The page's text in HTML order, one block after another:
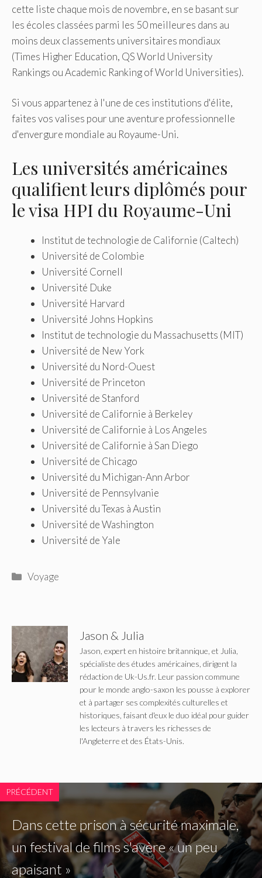
cette liste chaque mois de novembre, en se basant sur
les écoles classées parmi les 50 meilleures dans au
moins deux classements universitaires mondiaux
(Times Higher Education, QS World University
Rankings ou Academic Ranking of World Universities).
Si vous appartenez à l'une de ces institutions d'élite,
faites vos valises pour une aventure professionnelle
d'envergure mondiale au Royaume-Uni.
Les universités américaines
qualifient leurs diplômés pour
le visa HPI du Royaume-Uni
Institut de technologie de Californie (Caltech)
Université de Colombie
Université Cornell
Université Duke
Université Harvard
Université Johns Hopkins
Institut de technologie du Massachusetts (MIT)
Université de New York
Université du Nord-Ouest
Université de Princeton
Université de Stanford
Université de Californie à Berkeley
Université de Californie à Los Angeles
Université de Californie à San Diego
Université de Chicago
Université du Michigan-Ann Arbor
Université de Pennsylvanie
Université du Texas à Austin
Université de Washington
Université de Yale
Catégories
Voyage
Jason & Julia
Jason, expert en histoire britannique, et Julia,
spécialiste des études américaines, dirigent la
rédaction de Uk-Us.fr. Leur passion commune
pour le monde anglo-saxon les pousse à explorer
et à partager ses complexités culturelles et
historiques, faisant d'eux le duo idéal pour guider
les lecteurs à travers les richesses de
l'Angleterre et des États-Unis.
PRÉCÉDENT
Dans cette prison à sécurité maximale,
un festival de films s'avère « un peu
apaisant »